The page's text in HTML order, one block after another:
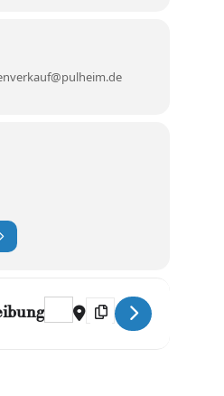
Address - Passt schon! []
Destination Address -